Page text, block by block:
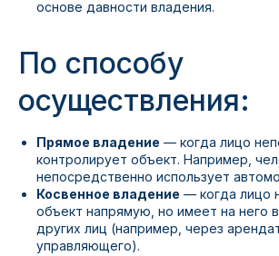
основе давности владения.
По способу
осуществления:
Прямое владение — когда лицо
контролирует объект. Например,
непосредственно использует
Косвенное владение — когда лицо
объект напрямую, но имеет на него
других лиц (например, через
управляющего).